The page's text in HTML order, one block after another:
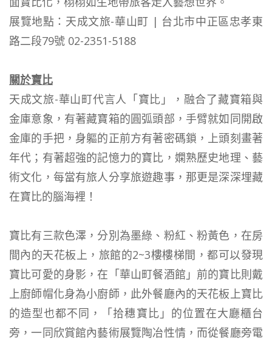
展覽地點：天成文旅-華山町 | 台北市中正區忠孝東
路二段79號 02-2351-5188
關於寶比
天成文旅-華山町代言人「寶比」，融合了藏寶箱與
金庫意象，有著藏寶箱的圓弧頭部，手臂就如同開啟
金庫的手把，身軀的正前方有著密碼鎖，上頭刻畫著
年代；有著超強的記憶力的寶比，嫻熟歷史地理、藝
術文化，每當有旅人分享旅遊趣事，那更是深深埋藏
在寶比的腦海裡！
寶比有三款色澤，分別為墨綠、粉紅、粉黃色，在房
間內的天花板上，旅館的2~3樓樓梯間，都可以發現
寶比可愛的身影，在「華山町餐酒館」前的寶比則戴
上廚師帽化身為小廚師，此外餐廳內的天花板上寶比
的造型也都不同，「拾穗寶比」的位置在大廳櫃台
旁，一同欣賞館內藝術展覽陶冶性情，而從餐廳旁電